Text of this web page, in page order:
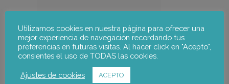
Utilizamos cookies en nuestra página para ofrecer una
mejor experiencia de navegación recordando tus
preferencias en futuras visitas. Al hacer click en "Acepto",
consientes el uso de TODAS las cookies.
Ajustes de cookies ACEPTO